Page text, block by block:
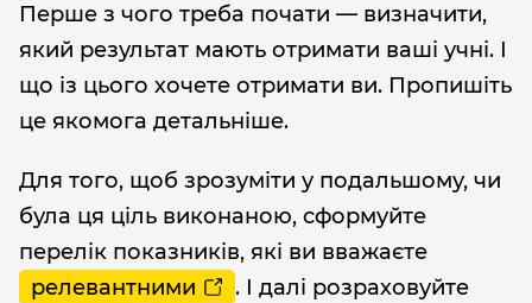
Перше з чого треба почати — визначити,
який результат мають отримати ваші учні. І
що із цього хочете отримати ви. Пропишіть
це якомога детальніше.
Для того, щоб зрозуміти у подальшому, чи
була ця ціль виконаною, сформуйте
перелік показників, які ви вважаєте
релевантними
. І далі розраховуйте